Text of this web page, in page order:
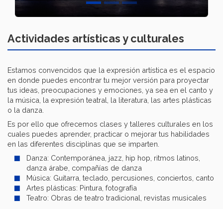
Actividades artísticas y culturales
Estamos convencidos que la expresión artística es el espacio
en donde puedes encontrar tu mejor versión para proyectar
tus ideas, preocupaciones y emociones, ya sea en el canto y
la música, la expresión teatral, la literatura, las artes plásticas
o la danza.
Es por ello que ofrecemos clases y talleres culturales en los
cuales puedes aprender, practicar o mejorar tus habilidades
en las diferentes disciplinas que se imparten.
Danza: Contemporánea, jazz, hip hop, ritmos latinos,
danza árabe, compañías de danza
Música: Guitarra, teclado, percusiones, conciertos, canto
Artes plásticas: Pintura, fotografía
Teatro: Obras de teatro tradicional, revistas musicales